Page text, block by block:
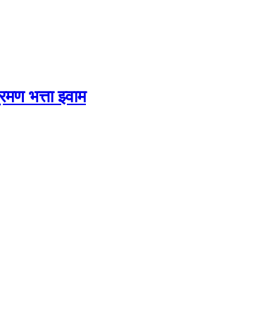
भत्ता झ्वाम